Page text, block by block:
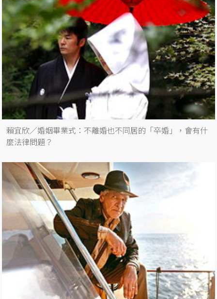
賴宜欣／婚姻畢業式：不離婚也不同居的「卒婚」，會有什
麼法律問題？